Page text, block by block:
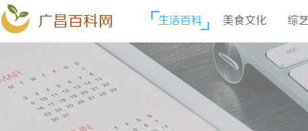
广昌百科网 生活百科 美食文化 综